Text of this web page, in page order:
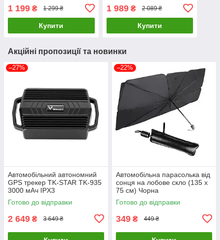
1 199 ₴ 1 299 ₴
Купити
1 989₴ 2 089 ₴
Купити
Акційні пропозиції та новинки
–27%
Автомобільний автономний
GPS трекер TK-STAR TK-935
3000 мАч IPX3
Готово до відправки
2 649 ₴ 3 649 ₴
–22%
Автомобільна парасолька від
сонця на лобове скло (135 х
75 см) Чорна
Готово до відправки
349 ₴ 449 ₴